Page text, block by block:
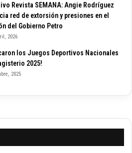
Revista SEMANA: Angie Rodríguez
red de extorsión y presiones en el
del Gobierno Petro
2026
los Juegos Deportivos Nacionales
2025!
2025